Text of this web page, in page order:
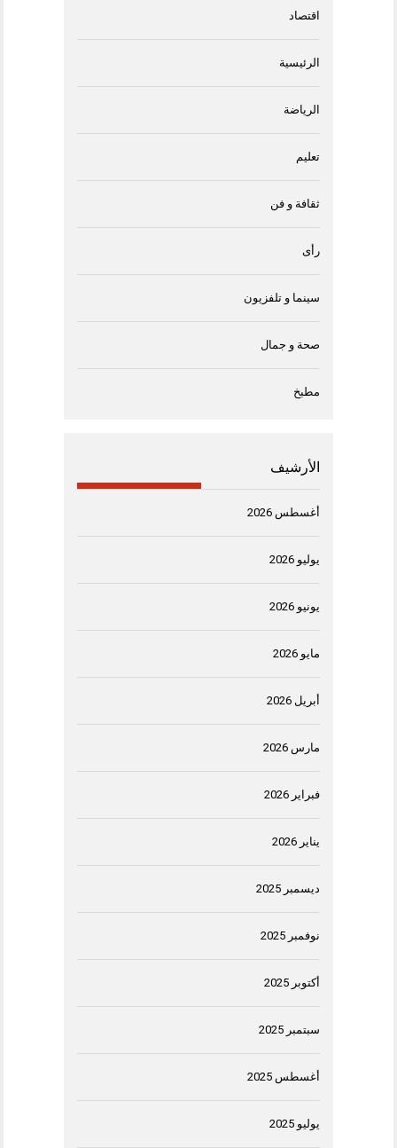
اقتصاد
الرئيسية
الرياضة
تعليم
ثقافة و فن
رأى
سينما و تلفزيون
صحة و جمال
مطبخ
الأرشيف
أغسطس 2026
يوليو 2026
يونيو 2026
مايو 2026
أبريل 2026
مارس 2026
فبراير 2026
يناير 2026
ديسمبر 2025
نوفمبر 2025
أكتوبر 2025
سبتمبر 2025
أغسطس 2025
يوليو 2025